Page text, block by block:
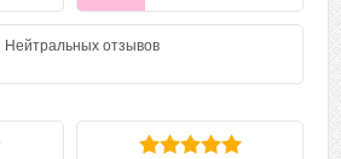
Нейтральных отзывов